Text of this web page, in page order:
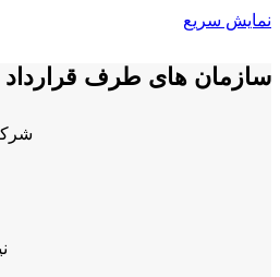
نمایش سریع
سازمان های طرف قرارداد